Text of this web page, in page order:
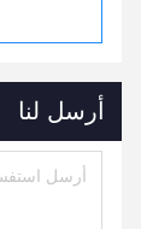
أرسل لنا